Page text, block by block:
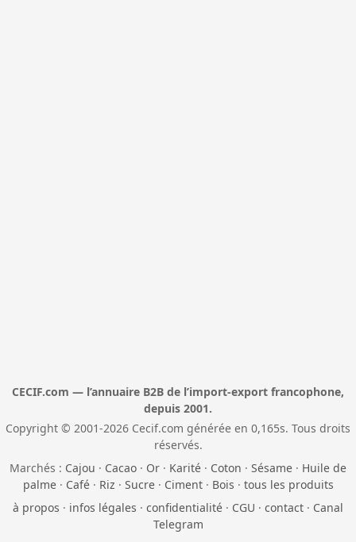
CECIF.com — l’annuaire B2B de l’import-export francophone,
depuis 2001.
Copyright © 2001-2026 Cecif.com générée en 0,165s. Tous droits
réservés.
Marchés : Cajou · Cacao · Or · Karité · Coton · Sésame · Huile de
palme· Café· Riz · Sucre· Ciment· Bois · tous les produits
à propos · infos légales · confidentialité · CGU · contact · Canal
Telegram